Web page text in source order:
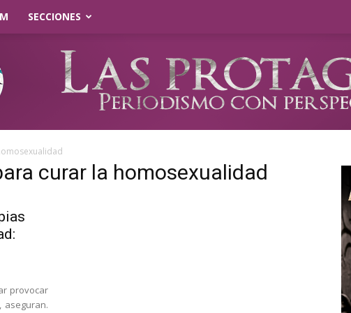
SECCIONES
curar la homosexualidad
provocar
aseguran.